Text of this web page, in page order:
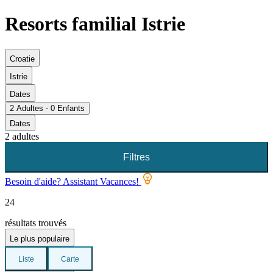
Resorts familial Istrie
Croatie
Istrie
Dates
2 Adultes - 0 Enfants
Dates
2 adultes
Filtres
Besoin d'aide? Assistant Vacances!
24
résultats trouvés
Le plus populaire
Liste Carte